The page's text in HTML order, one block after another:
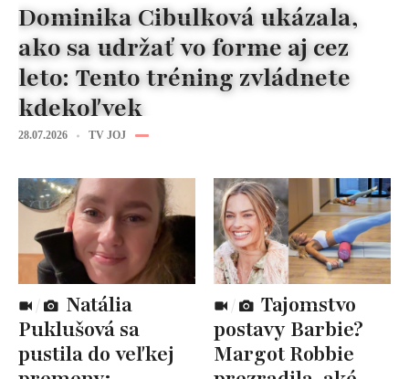
Dominika Cibulková ukázala,
ako sa udržať vo forme aj cez
leto: Tento tréning zvládnete
kdekoľvek
28.07.2026 TV JOJ
Puklušová sa
pustila do veľkej
postavy Barbie?
Margot Robbie